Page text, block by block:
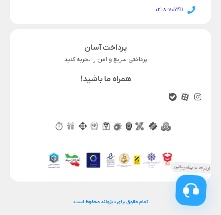
021-82807411
پرداخت آسان
پرداختی سریع و امن را تجربه کنید
همراه ما باشید!
تمام حقوق برای دیزولند محفوظ است.